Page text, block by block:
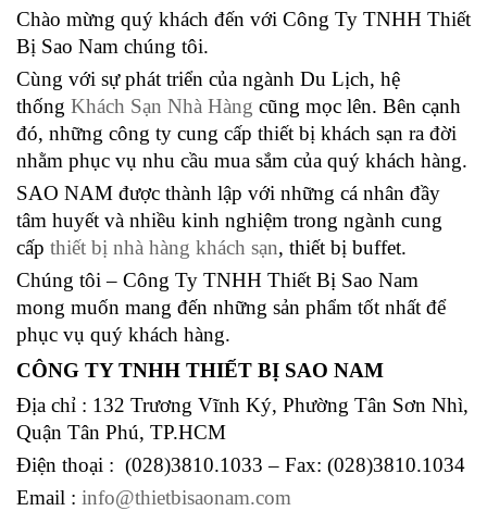
Chào mừng quý khách đến với Công Ty TNHH Thiết
Bị Sao Nam chúng tôi.
Cùng với sự phát triển của ngành Du Lịch, hệ
thống Khách Sạn Nhà Hàng cũng mọc lên. Bên cạnh
đó, những công ty cung cấp thiết bị khách sạn ra đời
nhằm phục vụ nhu cầu mua sắm của quý khách hàng.
SAO NAM được thành lập với những cá nhân đầy
tâm huyết và nhiều kinh nghiệm trong ngành cung
cấp thiết bị nhà hàng khách sạn, thiết bị buffet.
Chúng tôi – Công Ty TNHH Thiết Bị Sao Nam
mong muốn mang đến những sản phẩm tốt nhất để
phục vụ quý khách hàng.
CÔNG TY TNHH THIẾT BỊ SAO NAM
Địa chỉ : 132 Trương Vĩnh Ký, Phường Tân Sơn Nhì,
Quận Tân Phú, TP.HCM
Điện thoại : (028)3810.1033 – Fax: (028)3810.1034
Email : info@thietbisaonam.com